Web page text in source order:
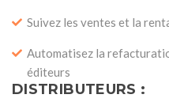
Suivez les ventes et la
Automatisez la
éditeurs
DISTRIBUTEURS :